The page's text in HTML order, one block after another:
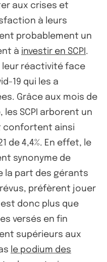
aux crises et
à leurs
probablement un
à investir en SCPI .
leur réactivité face
19 qui les a
Grâce aux mois de
SCPI arborent un
confortent ainsi
de 4,4%. En effet, le
synonyme de
la part des gérants
préfèrent jouer
donc plus que
versés en fin
supérieurs aux
le podium des